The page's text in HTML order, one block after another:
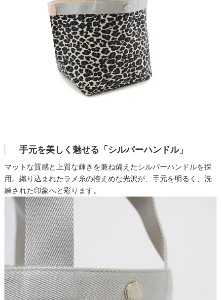
手元を美しく魅せる「シルバーハンドル」
マットな質感と上質な輝きを兼ね備えたシルバーハンドルを採
用。織り込まれたラメ糸の控えめな光沢が、手元を明るく、洗
練された印象へと彩ります。